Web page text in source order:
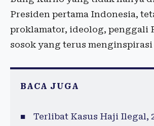
Presiden pertama Indonesia,
proklamator, ideolog, penggali
sosok yang terus menginspirasi
BACA JUGA
Terlibat Kasus Haji Ilegal,